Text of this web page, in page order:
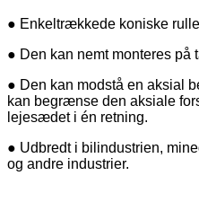
● Enkeltrækkede koniske
● Den kan nemt monteres på
● Den kan modstå en aksial
kan begrænse den aksiale
lejesædet i én retning.
● Udbredt i bilindustrien,
og andre industrier.